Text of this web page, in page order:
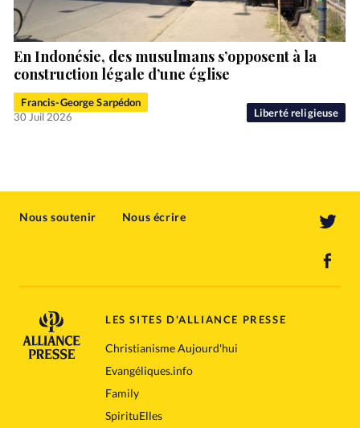
Liberté religieuse
En Indonésie, des musulmans s’opposent à la
construction légale d’une église
Francis-George Sarpédon
30 Juil 2026
Nous soutenir Nous écrire
LES SITES D'ALLIANCE PRESSE
Christianisme Aujourd'hui
Evangéliques.info
Family
SpirituElles